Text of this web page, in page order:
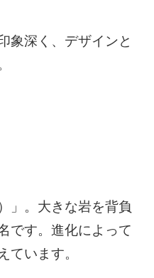
象深く、デザインと
」。大きな岩を背負
です。進化によって
います。